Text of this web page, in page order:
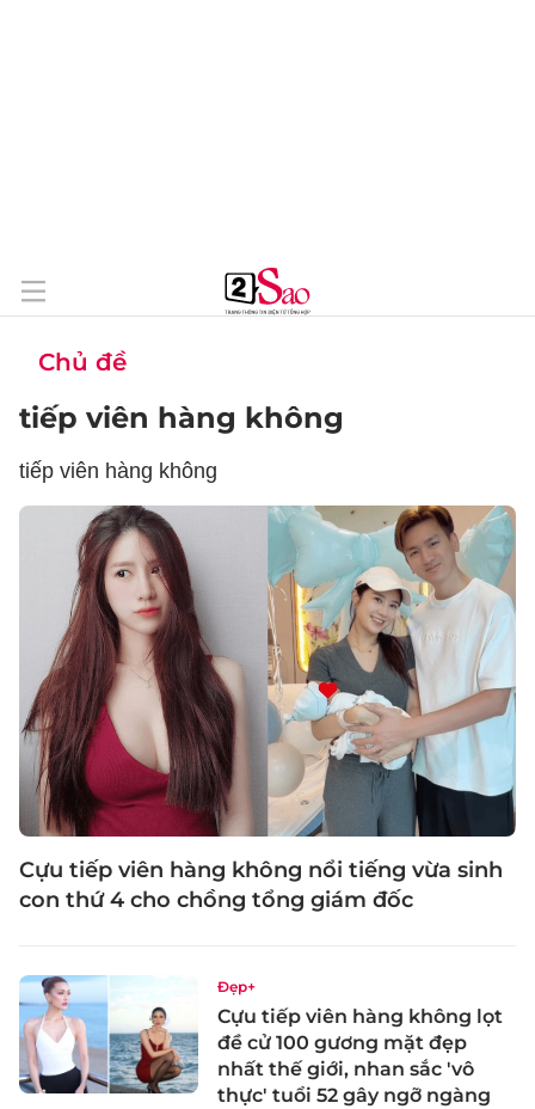
Chủ đề
tiếp viên hàng không
tiếp viên hàng không
Cựu tiếp viên hàng không nổi tiếng vừa sinh
con thứ 4 cho chồng tổng giám đốc
Đẹp+
Cựu tiếp viên hàng không lọt
đề cử 100 gương mặt đẹp
nhất thế giới, nhan sắc 'vô
thực' tuổi 52 gây ngỡ ngàng